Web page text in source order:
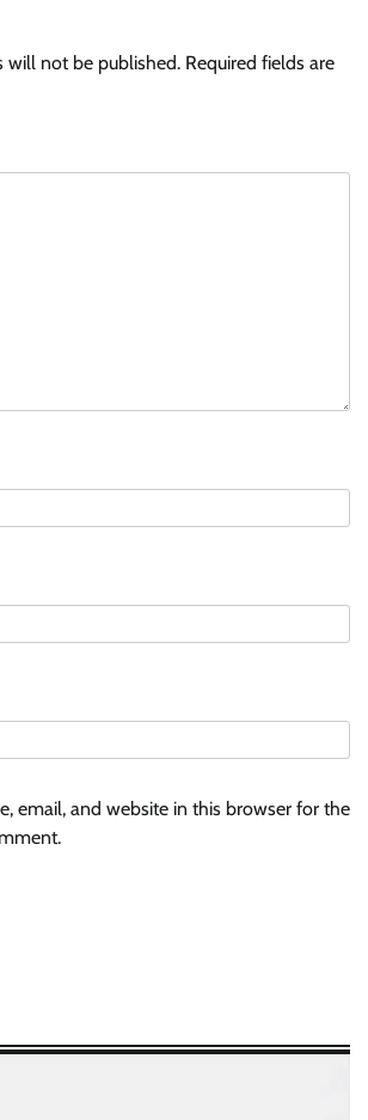
will not be published. Required fields are
email, and website in this browser for the